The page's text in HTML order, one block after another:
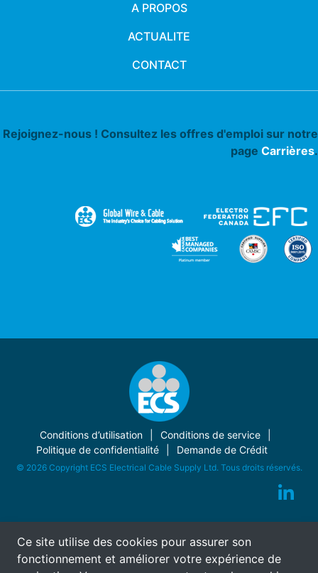
Ce site utilise des cookies pour assurer son
fonctionnement et améliorer votre expérience de
A PROPOS
ACTUALITE
CONTACT
Rejoignez-nous ! Consultez les offres d'emploi sur notre
page Carrières.
Conditions d’utilisation
Conditions de service
Politique de confidentialité
Demande de Crédit
© 2026 Copyright ECS Electrical Cable Supply Ltd. Tous droits réservés.